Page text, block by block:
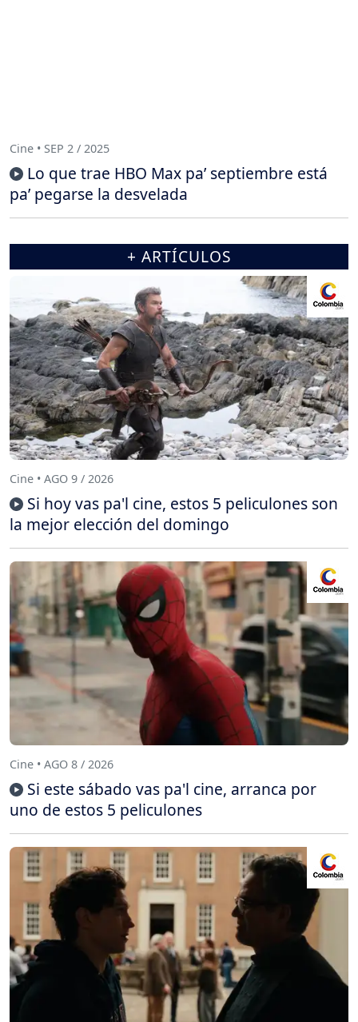
Cine • SEP 2 / 2025
Lo que trae HBO Max pa’ septiembre está
pa’ pegarse la desvelada
+ ARTÍCULOS
Cine • AGO 9 / 2026
Si hoy vas pa'l cine, estos 5 peliculones son
la mejor elección del domingo
Cine • AGO 8 / 2026
Si este sábado vas pa'l cine, arranca por
uno de estos 5 peliculones